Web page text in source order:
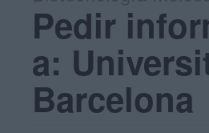
Pedir
a:
Barcelona